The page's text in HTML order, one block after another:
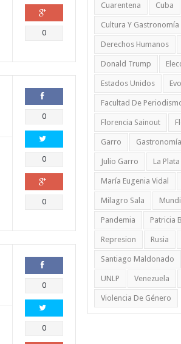
Compartir
0
Compartir
0
Compartir
0
Compartir
0
Compartir
0
Compartir
0
Cuarentena Cuba
Cultura Y Gastronomía
Derechos Humanos
Donald Trump
Estados Unidos
Facultad De
Florencia Sainout
Garro
Julio Garro La Plata
María Eugenia Vidal
Milagro Sala
Pandemia Patricia
Represion Rusia
Santiago Maldonado
UNLP Venezuela
Violencia De Género